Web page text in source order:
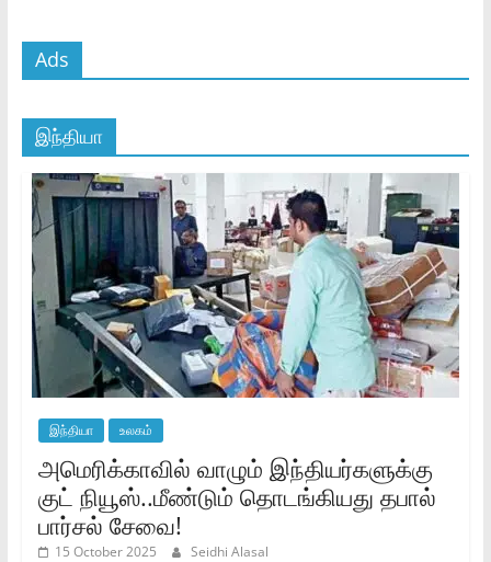
Ads
இந்தியா
இந்தியா உலகம்
அமெரிக்காவில் வாழும் இந்தியர்களுக்கு
குட் நியூஸ்..மீண்டும் தொடங்கியது தபால்
பார்சல் சேவை!
15 October 2025 Seidhi Alasal